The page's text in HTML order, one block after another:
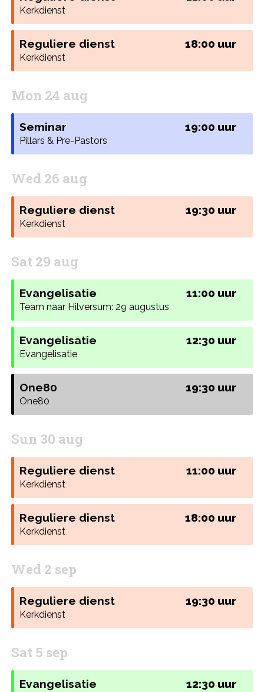
Kerkdienst
Reguliere dienst 18:00 uur
Kerkdienst
Mon 24 aug
Seminar 19:00 uur
Pillars & Pre-Pastors
Wed 26 aug
Reguliere dienst 19:30 uur
Kerkdienst
Sat 29 aug
Evangelisatie 11:00 uur
Team naar Hilversum: 29 augustus
Evangelisatie 12:30 uur
Evangelisatie
One80 19:30 uur
One80
Sun 30 aug
Reguliere dienst 11:00 uur
Kerkdienst
Reguliere dienst 18:00 uur
Kerkdienst
Wed 2 sep
Reguliere dienst 19:30 uur
Kerkdienst
Sat 5 sep
Evangelisatie 12:30 uur